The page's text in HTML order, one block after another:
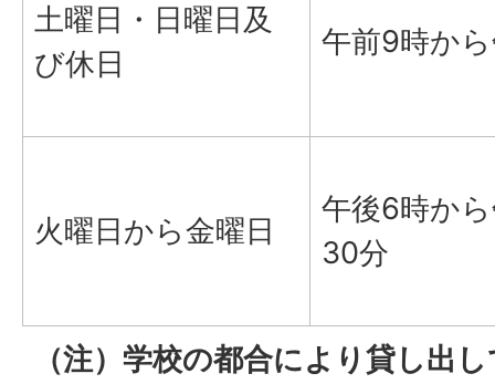
土曜日・日曜日及
び休日
午前9時か
火曜日から金曜日
午後6時か
30分
（注）学校の都合により貸し出